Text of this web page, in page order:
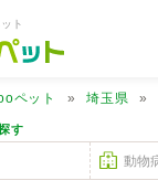
ト
ペット 埼玉県
す